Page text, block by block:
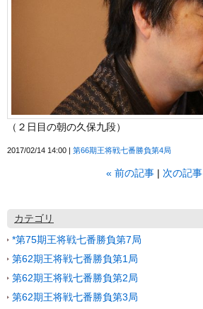
（２日目の朝の久保九段）
2017/02/14 14:00 第66期王将戦七番勝負第4局
« 前の記事 次の記事
カテゴリ
*第75期王将戦七番勝負第7局
第62期王将戦七番勝負第1局
第62期王将戦七番勝負第2局
第62期王将戦七番勝負第3局